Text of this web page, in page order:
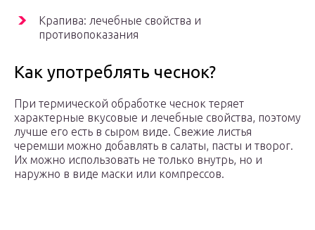
Крапива: лечебные свойства и
противопоказания
Как употреблять чеснок?
При термической обработке чеснок теряет
характерные вкусовые и лечебные свойства, поэтому
лучше его есть в сыром виде. Свежие листья
черемши можно добавлять в салаты, пасты и творог.
Их можно использовать не только внутрь, но и
наружно в виде маски или компрессов.